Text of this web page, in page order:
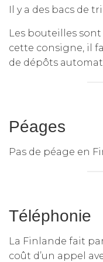
Il y a des bacs de
Les bouteilles
cette consigne, il
de dépôts
Péages
Pas de péage en
Téléphonie
La Finlande fait
coût d’un appel